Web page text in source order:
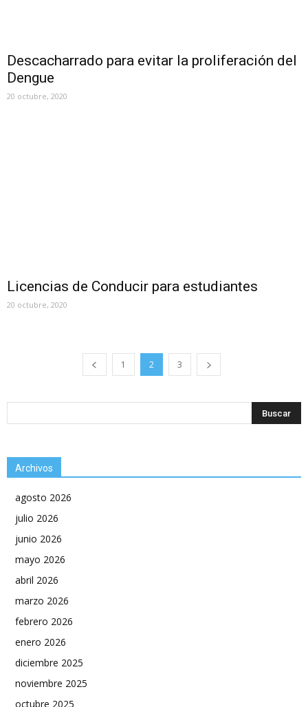
Descacharrado para evitar la proliferación del
Dengue
20 octubre, 2020
Licencias de Conducir para estudiantes
20 octubre, 2020
1 2 3
Archivos
agosto 2026
julio 2026
junio 2026
mayo 2026
abril 2026
marzo 2026
febrero 2026
enero 2026
diciembre 2025
noviembre 2025
octubre 2025